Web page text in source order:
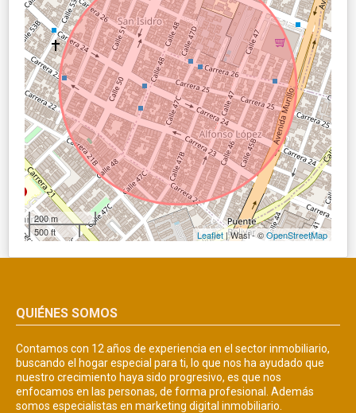
200 m
500 ft
Leaflet | Wasi - ©OpenStreetMap
QUIÉNES SOMOS
Contamos con 12 años de experiencia en el sector inmobiliario,
buscando el hogar especial para ti, lo que nos ha ayudado que
nuestro crecimiento haya sido progresivo, es que nos
enfocamos en las personas, de forma profesional. Además
somos especialistas en marketing digital inmobiliario.